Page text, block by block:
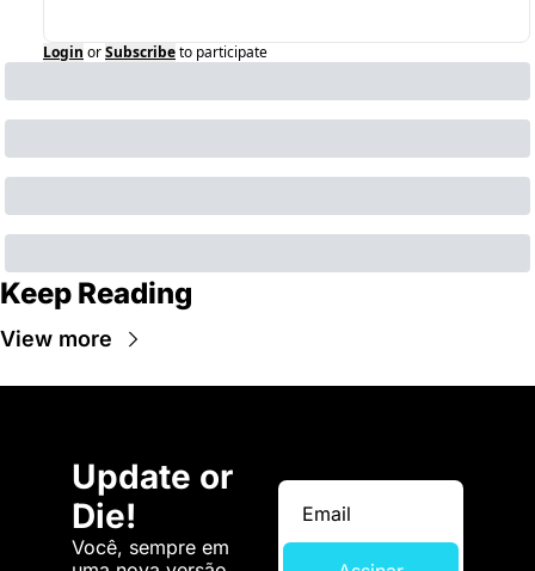
Login orSubscribeto participate
Keep Reading
View more
Update or
Die!
Você, sempre em